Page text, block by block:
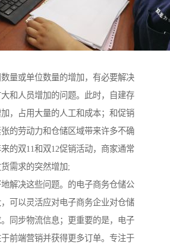
量或单位数量的增加，有必要解决
和人员增加的问题。此时，自建存
，占用大量的人工和成本；和促销
的劳动力和仓储区域带来许多不确
的双11和双12促销活动，商家通常
需求的突然增加;
解决这些问题。的电子商务仓储公
可以灵活应对电子商务企业对仓储
同步物流信息；更重要的是，电子
前端营销并获得更多订单。专注于